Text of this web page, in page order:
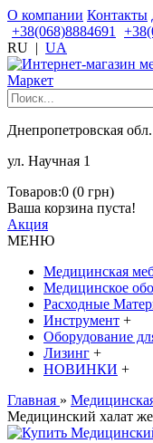
О компании Контакты
+38(068)8884691
RU | UA
Днепропетровская
ул. Научная 1
Товаров:0 (0 грн)
Ваша корзина пуста!
Акция
МЕНЮ
Медицинская
Медицинское
Расходные
Инструмент +
Оборудование
Лизинг +
НОВИНКИ +
Главная »
Медицинский халат